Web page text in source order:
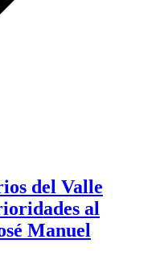
del Valle
al
Manuel